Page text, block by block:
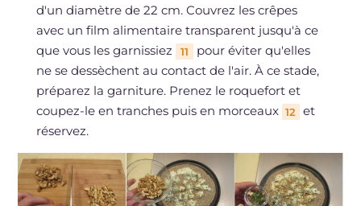
d'un diamètre de 22 cm. Couvrez les crêpes
avec un film alimentaire transparent jusqu'à ce
que vous les garnissiez
11
pour éviter qu'elles
ne se dessèchent au contact de l'air. À ce stade,
préparez la garniture. Prenez le roquefort et
coupez-le en tranches puis en morceaux 12
et
réservez.